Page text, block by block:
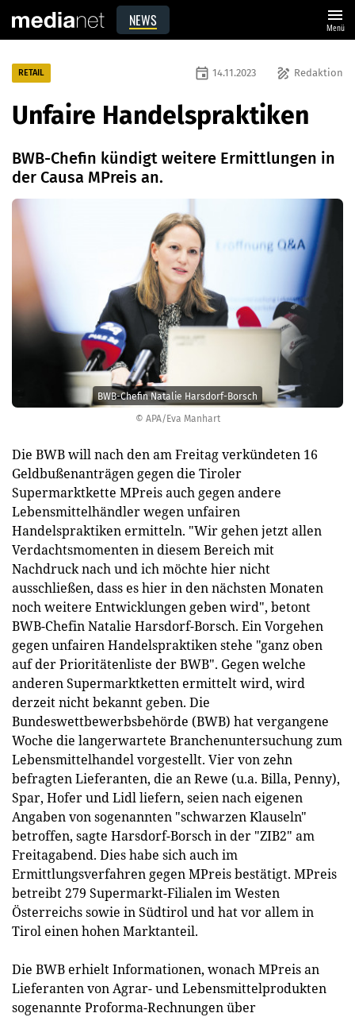
NEWS menu
Menü
© APA/Eva Manhart
BWB-Chefin Natalie Harsdorf-Borsch
RETAIL draw Redaktion
event 14.11.2023
Unfaire Handelspraktiken
BWB-Chefin kündigt weitere Ermittlungen in
der Causa MPreis an.
Die BWB will nach den am Freitag verkündeten 16
Geldbußenanträgen gegen die Tiroler
Supermarktkette MPreis auch gegen andere
Lebensmittelhändler wegen unfairen
Handelspraktiken ermitteln. "Wir gehen jetzt allen
Verdachtsmomenten in diesem Bereich mit
Nachdruck nach und ich möchte hier nicht
ausschließen, dass es hier in den nächsten Monaten
noch weitere Entwicklungen geben wird", betont
BWB-Chefin Natalie Harsdorf-Borsch. Ein Vorgehen
gegen unfairen Handelspraktiken stehe "ganz oben
auf der Prioritätenliste der BWB". Gegen welche
anderen Supermarktketten ermittelt wird, wird
derzeit nicht bekannt geben. Die
Bundeswettbewerbsbehörde (BWB) hat vergangene
Woche die langerwartete Branchenuntersuchung zum
Lebensmittelhandel vorgestellt. Vier von zehn
befragten Lieferanten, die an Rewe (u.a. Billa, Penny),
Spar, Hofer und Lidl liefern, seien nach eigenen
Angaben von sogenannten "schwarzen Klauseln"
betroffen, sagte Harsdorf-Borsch in der "ZIB2" am
Freitagabend. Dies habe sich auch im
Ermittlungsverfahren gegen MPreis bestätigt. MPreis
betreibt 279 Supermarkt-Filialen im Westen
Österreichs sowie in Südtirol und hat vor allem in
Tirol einen hohen Marktanteil.
Die BWB erhielt Informationen, wonach MPreis an
Lieferanten von Agrar- und Lebensmittelprodukten
sogenannte Proforma-Rechnungen über